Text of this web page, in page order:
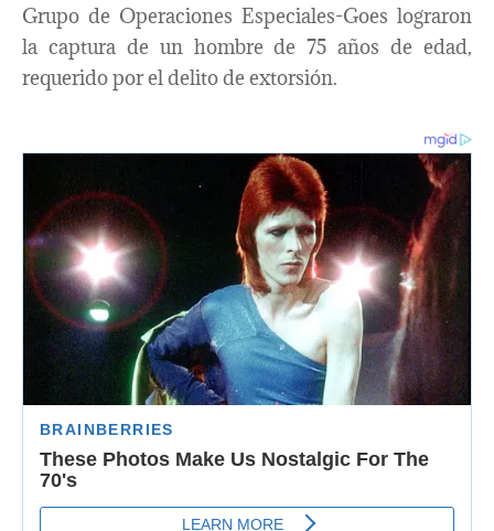
Grupo de Operaciones Especiales-Goes lograron
la captura de un hombre de 75 años de edad,
requerido por el delito de extorsión.